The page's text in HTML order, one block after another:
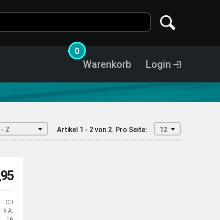
Login
Warenkorb
0
Z Artikel 1 - 2 von 2. Pro Seite: 12
CD
k.A.